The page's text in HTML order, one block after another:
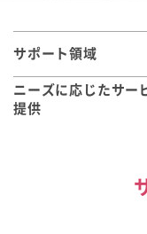
サポート領域
ニーズに応じたサー
提供